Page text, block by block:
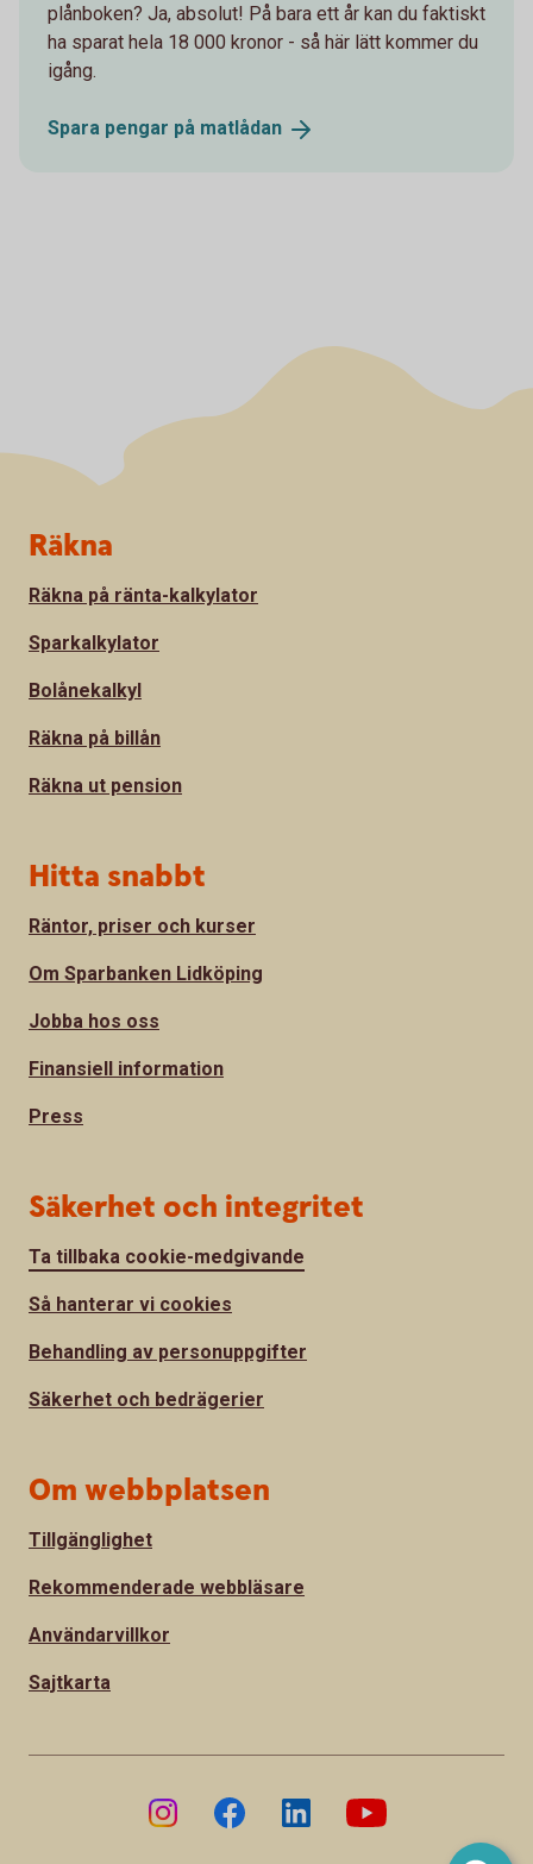
plånboken? Ja, absolut! På bara ett år kan du faktiskt
ha sparat hela 18 000 kronor - så här lätt kommer du
igång.
Spara pengar på matlådan
Sidfot
Räkna
Räkna på ränta-kalkylator
Sparkalkylator
Bolånekalkyl
Räkna på billån
Räkna ut pension
Hitta snabbt
Räntor, priser och kurser
Om Sparbanken Lidköping
Jobba hos oss
Finansiell information
Press
Säkerhet och integritet
Ta tillbaka cookie-medgivande
Så hanterar vi cookies
Behandling av personuppgifter
Säkerhet och bedrägerier
Om webbplatsen
Tillgänglighet
Rekommenderade webbläsare
Användarvillkor
Sajtkarta